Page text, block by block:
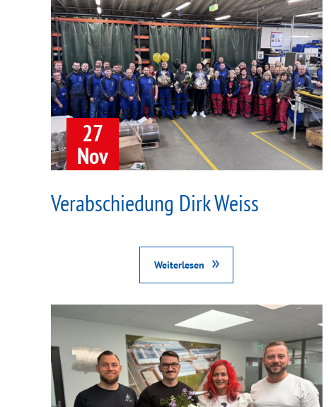
27
Nov
Verabschiedung Dirk Weiss
Weiterlesen